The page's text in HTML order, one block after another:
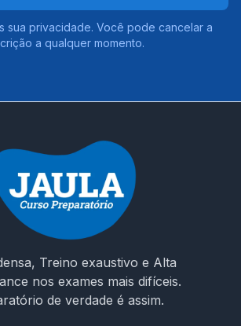
sua privacidade. Você pode cancelar a
a qualquer momento.
Treino exaustivo e Alta
nos exames mais difíceis.
de verdade é assim.